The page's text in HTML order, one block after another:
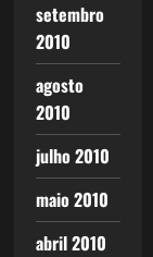
setembro
2010
agosto
2010
julho 2010
maio 2010
abril 2010